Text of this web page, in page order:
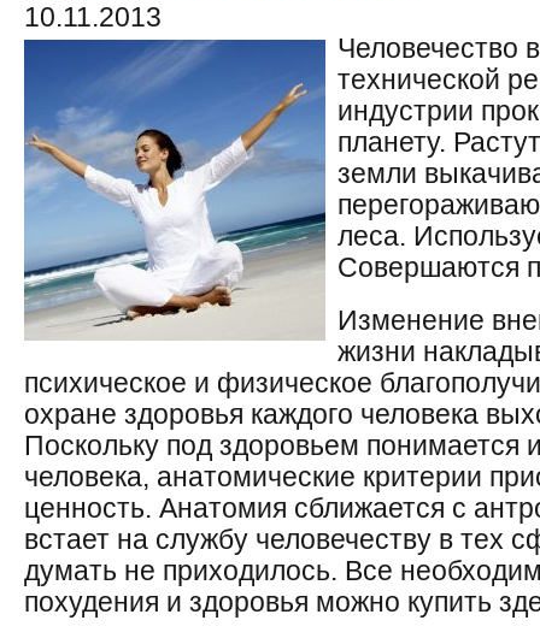
10.11.2013
Человечество
технической
индустрии
планету.
земли
леса.
Совершаются
Изменение
жизни
психическое и физическое
охране здоровья каждого человека
Поскольку под здоровьем понимается
человека, анатомические критерии
ценность. Анатомия сближается с
встает на службу человечеству в тех
думать не приходилось. Все
похудения и здоровья можно купить